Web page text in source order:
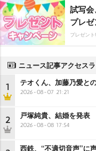
試写
プレゼ
プレゼント
ニュース記事アクセス
1 テオくん、加藤乃愛と
2026-08-07 21:21
2 戸塚純貴、結婚を発表
2026-08-08 17:54
西鉄、“不適切音声”に